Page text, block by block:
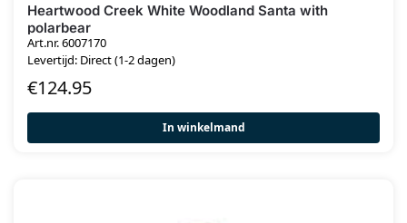
Heartwood Creek White Woodland Santa with
polarbear
Art.nr. 6007170
Levertijd: Direct (1-2 dagen)
€124.95
In winkelmand